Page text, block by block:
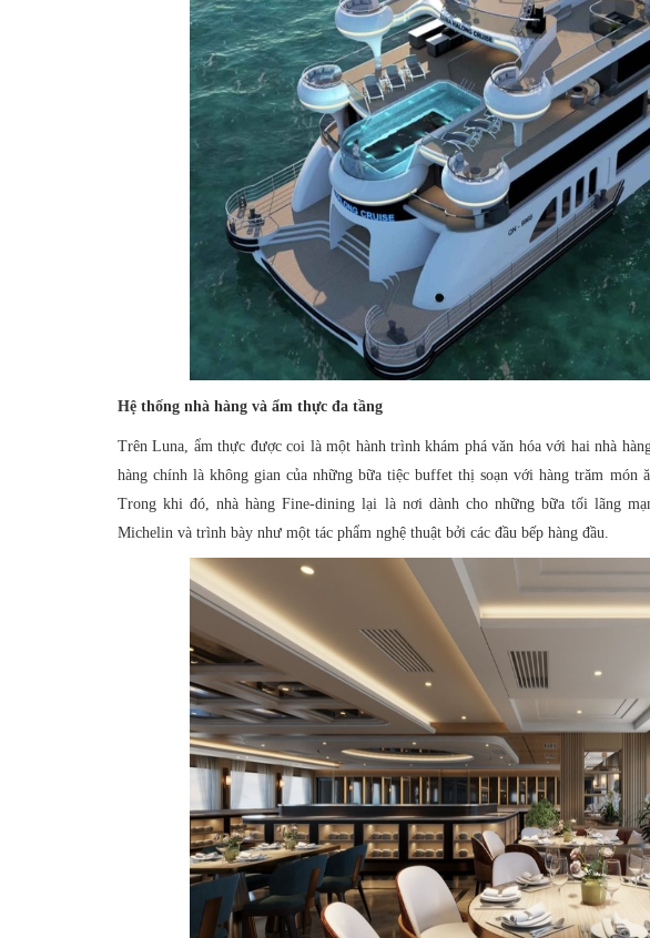
Hệ thống nhà hàng và ẩm thực đa tầng
Trên Luna, ẩm thực được coi là một hành trình khám phá văn hóa với hai nhà
hàng chính là không gian của những bữa tiệc buffet thị soạn với hàng trăm
Trong khi đó, nhà hàng Fine-dining lại là nơi dành cho những bữa tối lãng
Michelin và trình bày như một tác phẩm nghệ thuật bởi các đầu bếp hàng đầu.